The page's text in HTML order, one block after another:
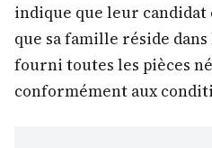
indique que leur candidat
que sa famille réside
fourni toutes les pièces
conformément aux